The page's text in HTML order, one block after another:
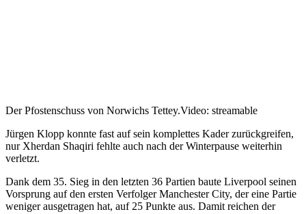
Der Pfostenschuss von Norwichs Tettey.Video: streamable
Jürgen Klopp konnte fast auf sein komplettes Kader zurückgreifen,
nur Xherdan Shaqiri fehlte auch nach der Winterpause weiterhin
verletzt.
Dank dem 35. Sieg in den letzten 36 Partien baute Liverpool seinen
Vorsprung auf den ersten Verfolger Manchester City, der eine Partie
weniger ausgetragen hat, auf 25 Punkte aus. Damit reichen der